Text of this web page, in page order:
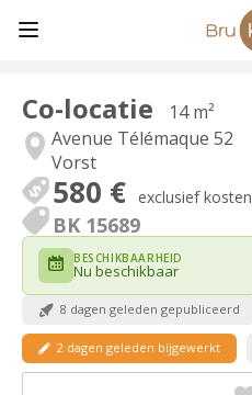
Co-locatie
14 m²
Avenue Télémaque 52
Vorst
580 € exclusief kosten
BK 15689
BESCHIKBAARHEID
Nu beschikbaar
8 dagen geleden gepubliceerd
2 dagen geleden bijgewerkt